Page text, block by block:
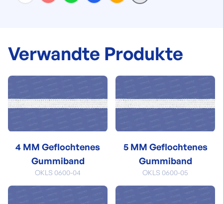
Verwandte Produkte
4 MM Geflochtenes
Gummiband
OKLS 0600-04
5 MM Geflochtenes
Gummiband
OKLS 0600-05